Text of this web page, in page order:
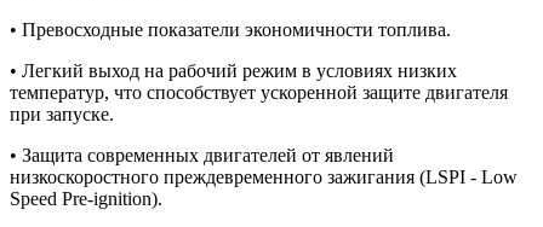
• Превосходные показатели экономичности топлива.
• Легкий выход на рабочий режим в условиях низких
температур, что способствует ускоренной защите двигателя
при запуске.
• Защита современных двигателей от явлений
низкоскоростного преждевременного зажигания (LSPI - Low
Speed Pre-ignition).